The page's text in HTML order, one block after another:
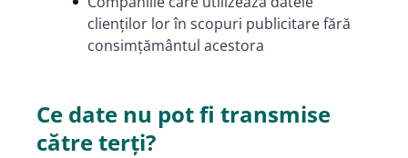
clienților lor în scopuri publicitare fără
consimțământul acestora
Ce date nu pot fi transmise
către terți?